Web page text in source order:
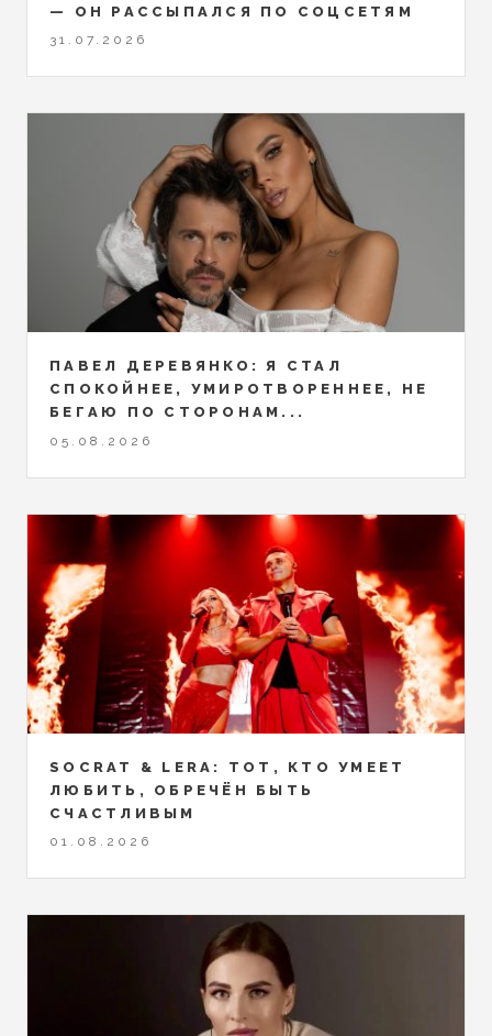
— ОН РАССЫПАЛСЯ ПО СОЦСЕТЯМ
31.07.2026
ПАВЕЛ ДЕРЕВЯНКО: Я СТАЛ
СПОКОЙНЕЕ, УМИРОТВОРЕННЕЕ, НЕ
БЕГАЮ ПО СТОРОНАМ...
05.08.2026
SOCRAT & LERA: ТОТ, КТО УМЕЕТ
ЛЮБИТЬ, ОБРЕЧЁН БЫТЬ
СЧАСТЛИВЫМ
01.08.2026